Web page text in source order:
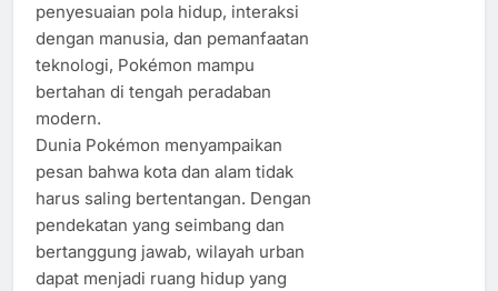
penyesuaian pola hidup, interaksi
dengan manusia, dan pemanfaatan
teknologi, Pokémon mampu
bertahan di tengah peradaban
modern.
Dunia Pokémon menyampaikan
pesan bahwa kota dan alam tidak
harus saling bertentangan. Dengan
pendekatan yang seimbang dan
bertanggung jawab, wilayah urban
dapat menjadi ruang hidup yang